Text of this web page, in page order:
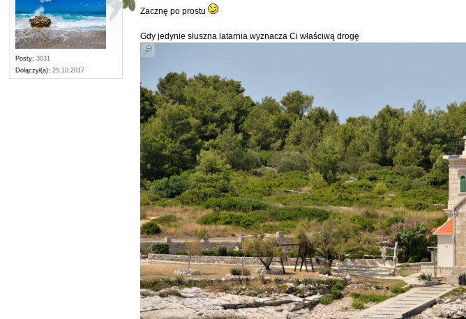
Posty: 3031
Dołączył(a): 25.10.2017
Zacznę po prostu
Gdy jedynie słuszna latarnia wyznacza Ci właściwą drogę